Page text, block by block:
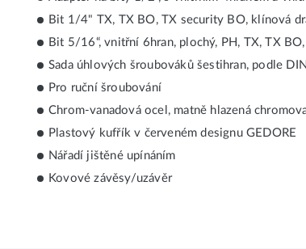
Bit 1/4" TX, TX BO, TX security BO, klínová
Bit 5/16“, vnitřní 6hran, plochý, PH, TX, TX
Sada úhlových šroubováků šestihran, podle
Pro ruční šroubování
Chrom-vanadová ocel, matně hlazená
Plastový kufřík v červeném designu GEDORE
Nářadí jištěné upínáním
Kovové závěsy/uzávěr